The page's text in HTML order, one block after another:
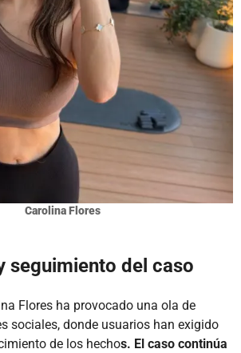
Carolina Flores
seguimiento del caso
Flores ha provocado una ola de
sociales, donde usuarios han exigido
de los hechos. El caso continúa